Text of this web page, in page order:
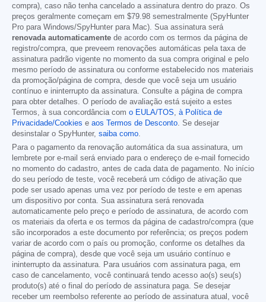
compra), caso não tenha cancelado a assinatura dentro do prazo. Os
preços geralmente começam em $79.98 semestralmente (SpyHunter
Pro para Windows/SpyHunter para Mac). Sua assinatura será
renovada automaticamente de acordo com os termos da página de
registro/compra, que preveem renovações automáticas pela taxa de
assinatura padrão vigente no momento da sua compra original e pelo
mesmo período de assinatura ou conforme estabelecido nos materiais
da promoção/página de compra, desde que você seja um usuário
contínuo e ininterrupto da assinatura. Consulte a página de compra
para obter detalhes. O período de avaliação está sujeito a estes
Termos, à sua concordância com o EULA/TOS
à Política de
Privacidade/Cookies e aos Termos de Desconto . Se desejar
desinstalar o SpyHunter, saiba como
Para o pagamento da renovação automática da sua assinatura, um
lembrete por e-mail será enviado para o endereço de e-mail fornecido
no momento do cadastro, antes de cada data de pagamento. No início
do seu período de teste, você receberá um código de ativação que
pode ser usado apenas uma vez por período de teste e em apenas
um dispositivo por conta. Sua assinatura será renovada
automaticamente pelo preço e período de assinatura, de acordo com
os materiais da oferta e os termos da página de cadastro/compra (que
são incorporados a este documento por referência; os preços podem
variar de acordo com o país ou promoção, conforme os detalhes da
página de compra), desde que você seja um usuário contínuo e
ininterrupto da assinatura. Para usuários com assinatura paga, em
caso de cancelamento, você continuará tendo acesso ao(s) seu(s)
produto(s) até o final do período de assinatura paga. Se desejar
receber um reembolso referente ao período de assinatura atual, você